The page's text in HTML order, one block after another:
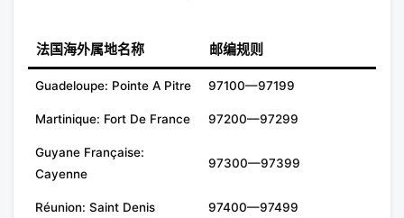
法国海外属地名称 邮编规则
Guadeloupe: Pointe A Pitre 97100—97199
Martinique: Fort De France 97200—97299
Guyane Française:
Cayenne
97300—97399
Réunion: Saint Denis 97400—97499